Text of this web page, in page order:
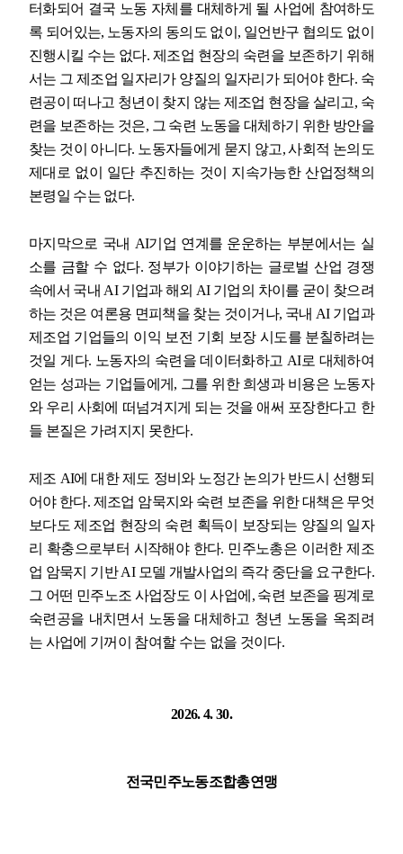
터화되어 결국 노동 자체를 대체하게 될 사업에 참여하도
록 되어있는, 노동자의 동의도 없이 , 일언반구 협의도 없이
진행시킬 수는 없다.제조업 현장의 숙련을 보존하기 위해
서는 그 제조업 일자리가 양질의 일자리가 되어야 한다. 숙
련공이 떠나고 청년이 찾지 않는 제조업 현장을 살리고, 숙
련을 보존하는 것은, 그 숙련 노동을 대체하기 위한 방안을
찾는 것이 아니다. 노동자들에게 묻지 않고,사회적 논의도
제대로 없이 일단 추진하는 것이 지속가능한 산업정책의
본령일 수는 없다.
마지막으로 국내 AI기업 연계를 운운하는 부분에서는 실
소를 금할 수 없다. 정부가 이야기하는 글로벌 산업 경쟁
속에서 국내 AI 기업과 해외 AI 기업의 차이를 굳이 찾으려
하는 것은 여론용 면피책을 찾는 것이거나, 국내 AI 기업과
제조업 기업들의 이익 보전 기회 보장 시도를 분칠하려는
것일 게다. 노동자의 숙련을 데이터화하고 AI로 대체하여
얻는 성과는 기업들에게 , 그를 위한 희생과 비용은 노동자
와 우리 사회에 떠넘겨지게 되는 것을 애써 포장한다고 한
들 본질은 가려지지 못한다.
제조 AI에 대한 제도 정비와 노정간 논의가 반드시 선행되
어야 한다. 제조업 암묵지와 숙련 보존을 위한 대책은 무엇
보다도 제조업 현장의 숙련 획득이 보장되는 양질의 일자
리 확충으로부터 시작해야 한다. 민주노총은 이러한 제조
업 암묵지 기반AI 모델 개발사업의 즉각 중단을 요구한다.
그 어떤 민주노조 사업장도 이 사업에 , 숙련 보존을 핑계로
숙련공을 내치면서 노동을 대체하고 청년 노동을 옥죄려
는 사업에 기꺼이 참여할 수는 없을 것이다.
2026. 4. 30.
전국민주노동조합총연맹